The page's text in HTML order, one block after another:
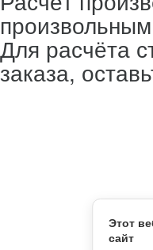
Этот
сайт
Для расчёта
заказа,